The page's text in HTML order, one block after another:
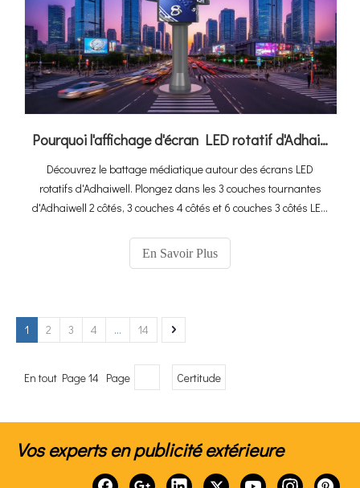
Pourquoi l'affichage d'écran LED rotatif d'Adhaiwell est tendance
Découvrez le battage médiatique autour des écrans LED
rotatifs d'Adhaiwell. Plongez dans les 3 couches tournantes
d'Adhaiwell 2 côtés, 3 couches 4 côtés et 6 couches 3 côtés LED
360 ° et comment elles transforment les espaces des centres
commerciaux en stades.
En Savoir Plus
1 2 3 4 ... 14
En tout Page 14 Page Certitude
Vos experts en publicité extérieure